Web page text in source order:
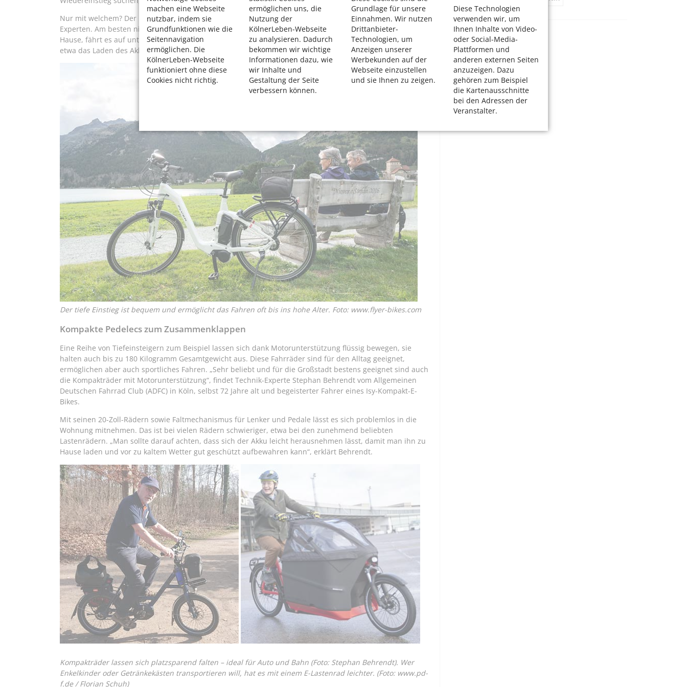
machen eine Webseite
nutzbar, indem sie
Grundfunktionen wie die
Seitennavigation
ermöglichen. Die
KölnerLeben-Webseite
funktioniert ohne diese
Cookies nicht richtig.
ermöglichen uns, die
Nutzung der
KölnerLeben-Webseite
zu analysieren. Dadurch
bekommen wir wichtige
Informationen dazu, wie
wir Inhalte und
Gestaltung der Seite
verbessern können.
Grundlage für unsere
Einnahmen. Wir nutzen
Drittanbieter-
Technologien, um
Anzeigen unserer
Werbekunden auf der
Webseite einzustellen
und sie Ihnen zu zeigen.
Diese Technologien
verwenden wir, um
Ihnen Inhalte von Video-
oder Social-Media-
Plattformen und
anderen externen Seiten
anzuzeigen. Dazu
gehören zum Beispiel
die Kartenausschnitte
bei den Adressen der
Veranstalter.
Nur mit welchem? Der Markt bietet eine Menge zum Ausprobieren. Und das sollte man auch, raten
Experten. Am besten nimmt man ein Rad vom Händler mal für ein, zwei Tage zur Testfahrt mit nach
Hause, fährt es auf unterschiedlichen Strecken mit Gepäck und probiert auch das technische Zubehör aus,
etwa das Laden des Akkus.
Der tiefe Einstieg ist bequem und ermöglicht das Fahren oft bis ins hohe Alter. Foto: www.flyer-bikes.com
Kompakte Pedelecs zum Zusammenklappen
Eine Reihe von Tiefeinsteigern zum Beispiel lassen sich dank Motorunterstützung flüssig bewegen, sie
halten auch bis zu 180 Kilogramm Gesamtgewicht aus. Diese Fahrräder sind für den Alltag geeignet,
ermöglichen aber auch sportliches Fahren. „Sehr beliebt und für die Großstadt bestens geeignet sind auch
die Kompakträder mit Motorunterstützung“, findet Technik-Experte Stephan Behrendt vom Allgemeinen
Deutschen Fahrrad Club (ADFC) in Köln, selbst 72 Jahre alt und begeisterter Fahrer eines Isy-Kompakt-E-
Bikes.
Mit seinen 20-Zoll-Rädern sowie Faltmechanismus für Lenker und Pedale lässt es sich problemlos in die
Wohnung mitnehmen. Das ist bei vielen Rädern schwieriger, etwa bei den zunehmend beliebten
Lastenrädern. „Man sollte darauf achten, dass sich der Akku leicht herausnehmen lässt, damit man ihn zu
Hause laden und vor zu kaltem Wetter gut geschützt aufbewahren kann“, erklärt Behrendt.
Kompakträder lassen sich platzsparend falten – ideal für Auto und Bahn (Foto: Stephan Behrendt). Wer
Enkelkinder oder Getränkekästen transportieren will, hat es mit einem E-Lastenrad leichter. (Foto: www.pd-
f.de / Florian Schuh)